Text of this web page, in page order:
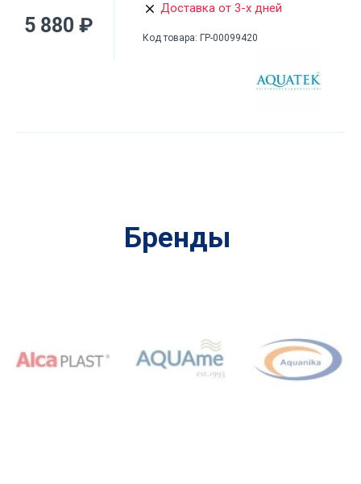
5 880 ₽
Доставка от 3-х дней
Код товара: ГР-00099420
Бренды